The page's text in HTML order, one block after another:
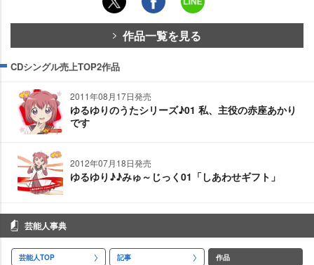
作品一覧を見る
CDシングル売上TOP2作品
2011年08月17日発売
ゆるゆりのうたシリーズ♪01 私、主役の赤座あかり
です
2012年07月18日発売
ゆるゆり♪♪みゅ～じっく01「しあわせギフト」
芸能人事典
芸能人TOP 記事 作品